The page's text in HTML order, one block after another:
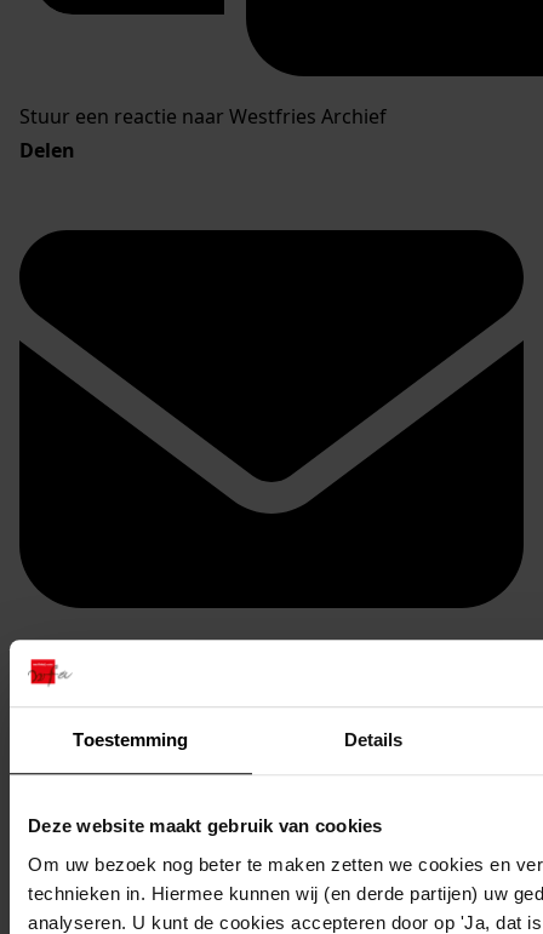
Toestemming Details
Deze website maakt gebruik van cookies
Om uw bezoek nog beter te maken zetten we cookies en
technieken in. Hiermee kunnen wij (en derde partijen) uw
analyseren. U kunt de cookies accepteren door op 'Ja, dat
Stuur een reactie naar Westfries Archief
Delen
Doorsturen per email